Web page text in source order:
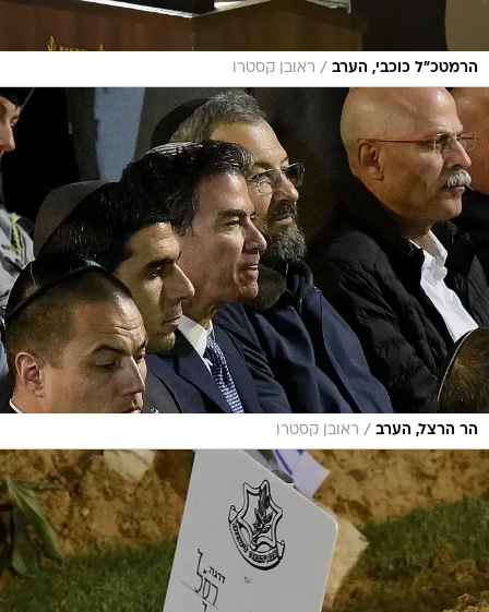
הרמטכ"ל כוכבי, הערב / ראובן קסטרו
הר הרצל, הערב / ראובן קסטרו